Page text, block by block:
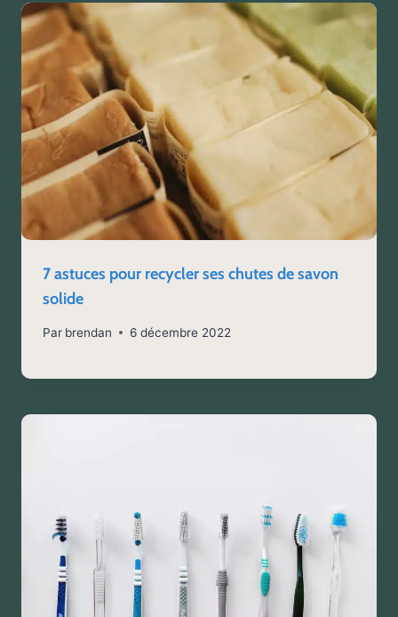
7 astuces pour recycler ses chutes de savon
solide
Par brendan 6 décembre 2022